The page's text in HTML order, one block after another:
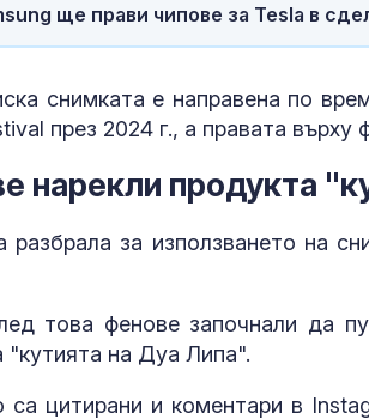
ще прави чипове за Tesla в
снимката е направена по
през 2024 г., а правата
нарекли продукта
разбрала за използването на
това фенове започнали да
"кутията на Дуа Липа".
са цитирани и коментари в